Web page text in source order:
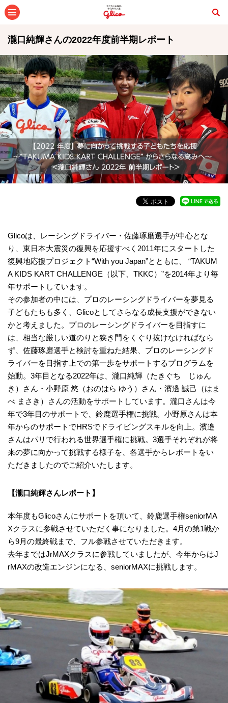
瀧口純輝さんの2022年度前半期レポート
Glicoは、レーシングドライバー・佐藤琢磨選手が中心とな
り、東日本大震災の復興を応援すべく2011年にスタートした
復興地応援プロジェクト“With you Japan”とともに、 “TAKUM
A KIDS KART CHALLENGE（以下、TKKC）”を2014年より毎
年サポートしています。
その参加者の中には、プロのレーシングドライバーを夢見る
子どもたちも多く、Glicoとしてさらなる成長支援ができない
かと考えました。プロのレーシングドライバーを目指すに
は、相当な厳しい道のりと狭き門をくぐり抜けなければなら
ず、佐藤琢磨選手と検討を重ねた結果、プロのレーシングド
ライバーを目指す上での第一歩をサポートするプログラムを
始動。3年目となる2022年は、瀧口純輝（たきぐち じゅん
き）さん・小野原 悠（おのはら ゆう）さん・濱邊 誠己（はま
べ まさき）さんの活動をサポートしています。瀧口さんは今
年で3年目のサポートで、鈴鹿選手権に挑戦。小野原さんは本
年からのサポートでHRSでドライビングスキルを向上。濱邉
さんはパリで行われる世界選手権に挑戦。3選手それぞれが将
来の夢に向かって挑戦する様子を、各選手からレポートをい
ただきましたのでご紹介いたします。
【瀧口純輝さんレポート】
本年度もGlicoさんにサポートを頂いて、鈴鹿選手権seniorMA
Xクラスに参戦させていただく事になりました。4月の第1戦か
ら9月の最終戦まで、フル参戦させていただきます。
去年まではJrMAXクラスに参戦していましたが、今年からはJ
rMAXの改造エンジンになる、seniorMAXに挑戦します。